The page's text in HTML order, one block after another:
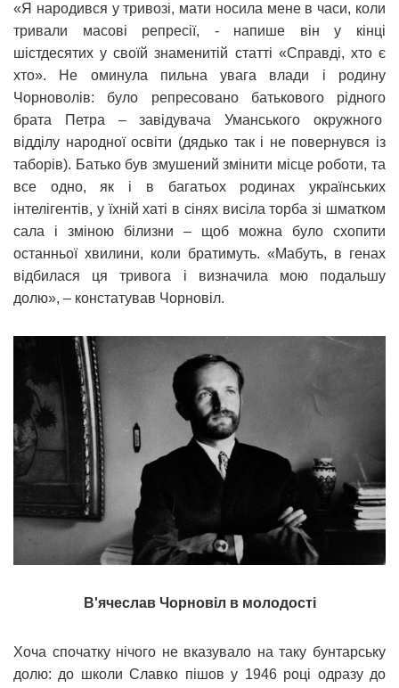
«Я народився у тривозі, мати носила мене в часи, коли
тривали масові репресії, - напише він у кінці
шістдесятих у своїй знаменитій статті «Справді, хто є
хто». Не оминула пильна увага влади і родину
Чорноволів: було репресовано батькового рідного
брата Петра – завідувача Уманського окружного
відділу народної освіти (дядько так і не повернувся із
таборів). Батько був змушений змінити місце роботи, та
все одно, як і в багатьох родинах українських
інтелігентів, у їхній хаті в сінях висіла торба зі шматком
сала і зміною білизни – щоб можна було схопити
останньої хвилини, коли братимуть. «Мабуть, в генах
відбилася ця тривога і визначила мою подальшу
долю», – констатував Чорновіл.
В'ячеслав Чорновіл в молодості
Хоча спочатку нічого не вказувало на таку бунтарську
долю: до школи Славко пішов у 1946 році одразу до